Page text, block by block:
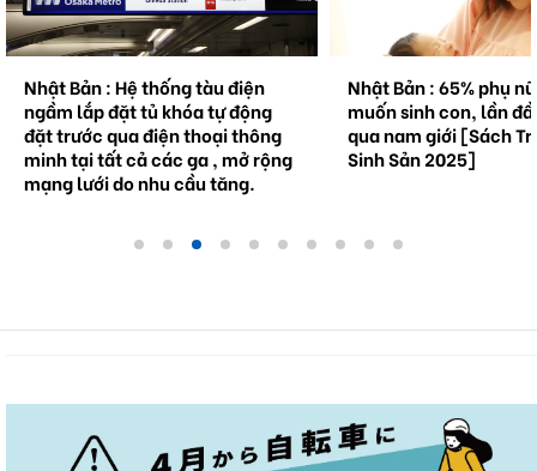
Nhật Bản : Hệ thống tàu điện
ngầm lắp đặt tủ khóa tự động
đặt trước qua điện thoại thông
minh tại tất cả các ga , mở rộng
mạng lưới do nhu cầu tăng.
Nhật Bản : 65% phụ
muốn sinh con, lần
qua nam giới [Sách
Sinh Sản 2025]